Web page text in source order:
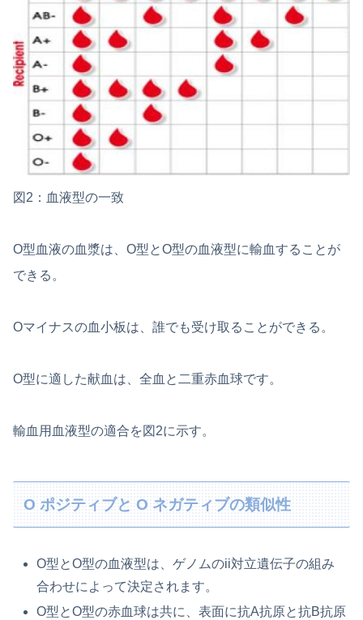
図2：血液型の一致
O型血液の血漿は、O型とO型の血液型に輸血することが
できる。
Oマイナスの血小板は、誰でも受け取ることができる。
O型に適した献血は、全血と二重赤血球です。
輸血用血液型の適合を図2に示す。
O ポジティブと O ネガティブの類似性
O型とO型の血液型は、ゲノムのii対立遺伝子の組み
合わせによって決定されます。
O型とO型の赤血球は共に、表面に抗A抗原と抗B抗原